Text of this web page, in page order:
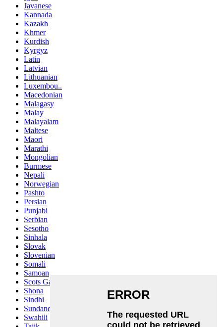
Javanese
Kannada
Kazakh
Khmer
Kurdish
Kyrgyz
Latin
Latvian
Lithuanian
Luxembou..
Macedonian
Malagasy
Malay
Malayalam
Maltese
Maori
Marathi
Mongolian
Burmese
Nepali
Norwegian
Pashto
Persian
Punjabi
Serbian
Sesotho
Sinhala
Slovak
Slovenian
Somali
Samoan
Scots Gaelic
Shona
Sindhi
Sundanese
Swahili